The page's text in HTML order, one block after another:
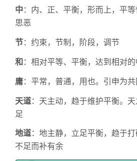
中 ：内、正、平衡，形而上，平
思恶
节：约束，节制，阶段，调节
和 ：相对平等、平衡，达到相对
庸：平常，普通，用也。引申为
天道：天主动，趋于维护平衡。
足
地道：地主静，立足平衡，趋于
不足而补有余